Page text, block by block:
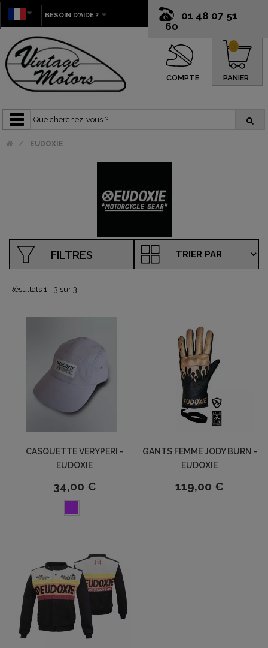
01 48 07 51
60
BESOIN D'AIDE ?
COMPTE PANIER
0
EUDOXIE
FILTRES
Résultats 1 - 3 sur 3.
CASQUETTE VERYPERI -
EUDOXIE
34,00 €
GANTS FEMME JODY BURN -
EUDOXIE
119,00 €